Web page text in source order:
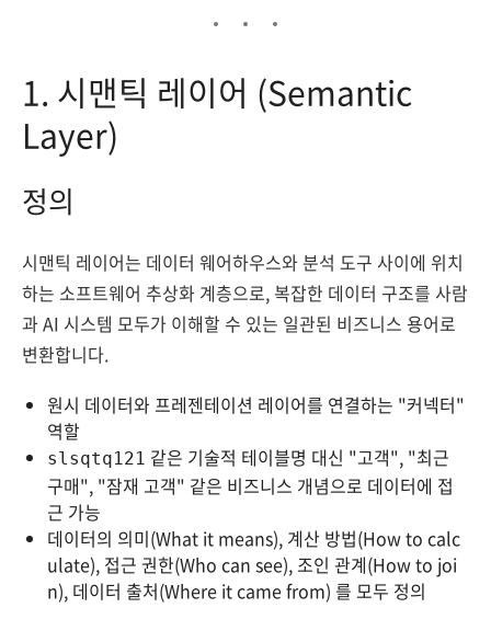
1. 시맨틱 레이어 (Semantic
Layer)
정의
시맨틱 레이어는 데이터 웨어하우스와 분석 도구 사이에 위치
하는 소프트웨어 추상화 계층으로, 복잡한 데이터 구조를 사람
과 AI 시스템 모두가 이해할 수 있는 일관된 비즈니스 용어로
변환합니다.
원시 데이터와 프레젠테이션 레이어를 연결하는 "커넥터"
역할
slsqtq121 같은 기술적 테이블명 대신 "고객", "최근
구매", "잠재 고객" 같은 비즈니스 개념으로 데이터에 접
근 가능
데이터의 의미(What it means), 계산 방법(How to calc
ulate), 접근 권한(Who can see), 조인 관계(How to joi
n), 데이터 출처(Where it came from) 를 모두 정의